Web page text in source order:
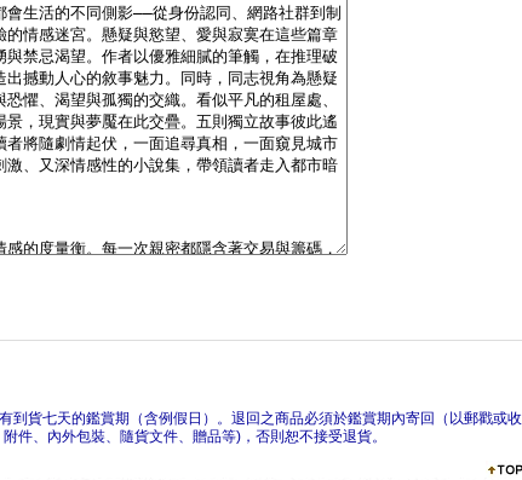
到貨七天的鑑賞期（含例假日）。退回之商品必須於鑑賞期內寄回（以郵戳或收
件、內外包裝、隨貨文件、贈品等)，否則恕不接受退貨。